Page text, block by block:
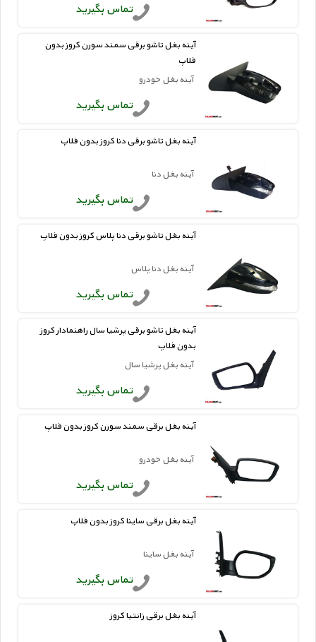
تماس بگیرید
آینه بغل تاشو برقی سمند سورن کروز بدون
فلاپ
آینه بغل خودرو
تماس بگیرید
آینه بغل تاشو برقی دنا کروز بدون فلاپ
آینه بغل دنا
تماس بگیرید
آینه بغل تاشو برقی دنا پلاس کروز بدون فلاپ
آینه بغل دنا پلاس
تماس بگیرید
آینه بغل تاشو برقی پرشیا سال راهنمادار کروز
بدون فلاپ
آینه بغل پرشیا سال
تماس بگیرید
آینه بغل برقی سمند سورن کروز بدون فلاپ
آینه بغل خودرو
تماس بگیرید
آینه بغل برقی ساینا کروز بدون فلاپ
آینه بغل ساینا
تماس بگیرید
آینه بغل برقی زانتیا کروز